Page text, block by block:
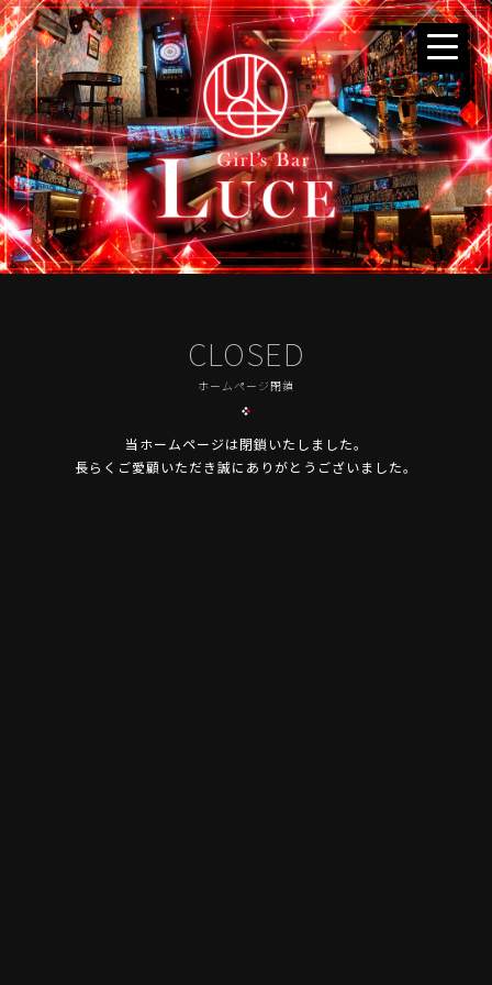
CLOSED
ホームページ閉鎖
当ホームページは閉鎖いたしました。
長らくご愛顧いただき誠にありがとうございました。